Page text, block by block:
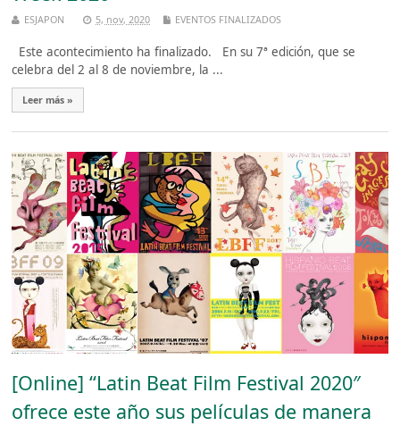
ESJAPON 5, nov, 2020 EVENTOS FINALIZADOS
Este acontecimiento ha finalizado. En su 7ª edición, que se
celebra del 2 al 8 de noviembre, la ...
Leer más »
[Online] “Latin Beat Film Festival 2020″
ofrece este año sus películas de manera